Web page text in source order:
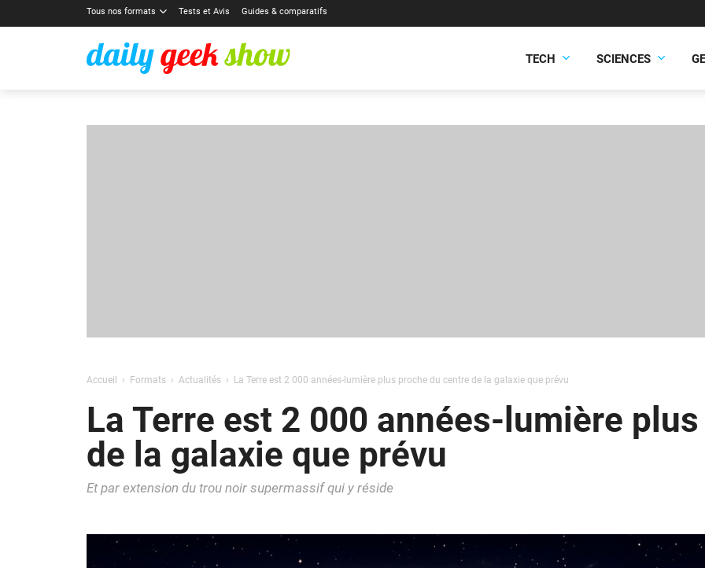
Tous nos formats Tests et Avis Guides & comparatifs
TECH SCIENCES
Accueil Formats Actualités La Terre est 2 000 années-lumière plus proche du centre de la galaxie que prévu
La Terre est 2 000 années-lumière
de la galaxie que prévu
Et par extension du trou noir supermassif qui y réside